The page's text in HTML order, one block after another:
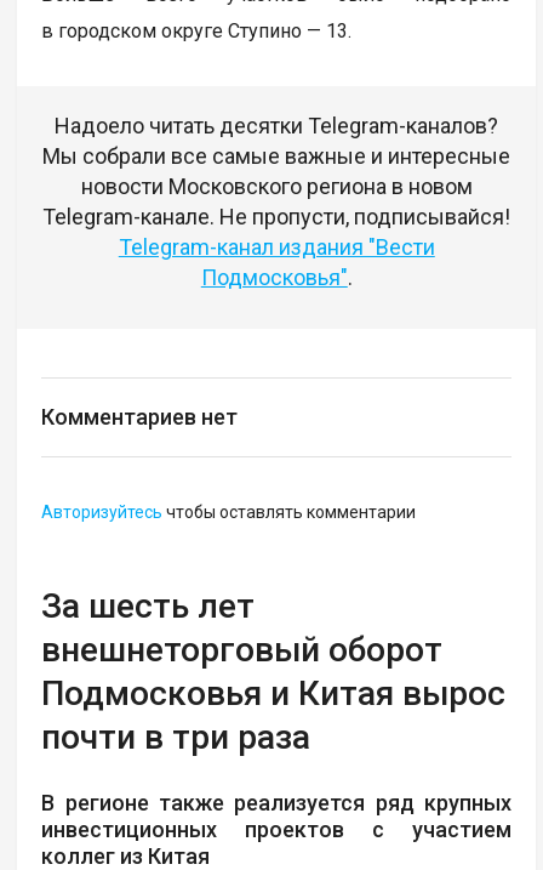
в городском округе Ступино — 13.
Надоело читать десятки Telegram-каналов?
Мы собрали все самые важные и интересные
новости Московского региона в новом
Telegram-канале. Не пропусти, подписывайся!
Telegram-канал издания "Вести
Подмосковья".
Комментариев нет
Авторизуйтесь чтобы оставлять комментарии
За шесть лет
внешнеторговый оборот
Подмосковья и Китая вырос
почти в три раза
В регионе также реализуется ряд крупных
инвестиционных проектов с участием
коллег из Китая